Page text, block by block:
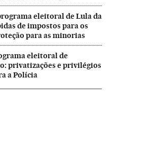
eleitoral de Lula da
de impostos para os
para as minorias
eleitoral de
privatizações e privilégios
a Polícia